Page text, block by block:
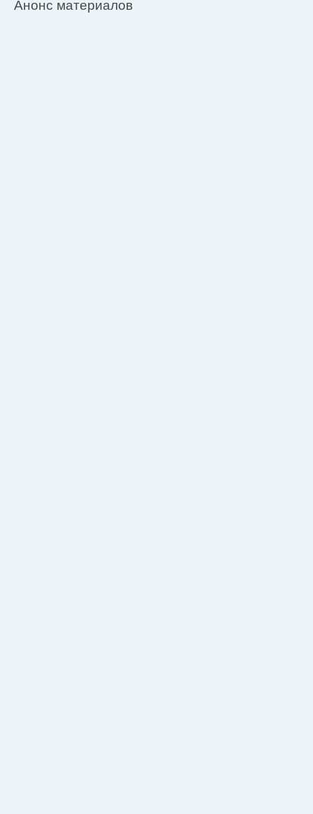
Анонс материалов